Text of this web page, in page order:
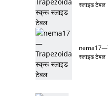
स्लाइड टेबल
स्लाइड टेबल